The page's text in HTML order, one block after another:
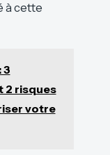
à cette
3
2 risques
votre